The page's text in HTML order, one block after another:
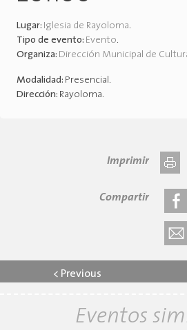
Lugar: Iglesia de Rayoloma.
Tipo de evento: Evento.
Organiza: Dirección Municipal de
Modalidad: Presencial.
Dirección: Rayoloma.
Imprimir
Compartir
< Previous
Eventos